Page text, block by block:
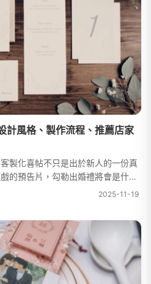
計風格、製作流程、推薦店家
製化喜帖不只是出於新人的一份真
的預告片，勾勒出婚禮將會是什麼
之前，先醞釀、感受到那份欣喜、
2025-11-19